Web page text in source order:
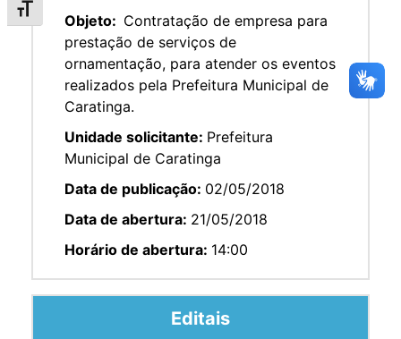
Alternar tamanho da fonte
Objeto: Contratação de empresa para
prestação de serviços de
ornamentação, para atender os eventos
realizados pela Prefeitura Municipal de
Caratinga.
Unidade solicitante: Prefeitura
Municipal de Caratinga
Data de publicação: 02/05/2018
Data de abertura: 21/05/2018
Horário de abertura: 14:00
Editais